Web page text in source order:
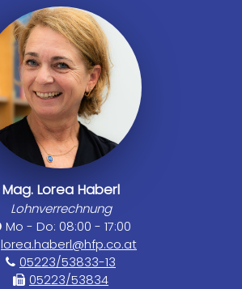
Mag. Lorea Haberl
Lohnverrechnung
Mo - Do: 08:00 - 17:00
lorea.haberl@hfp.co.at
05223/53833-13
05223/53834